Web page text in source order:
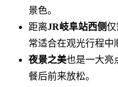
景色。
距离JR岐阜站西侧仅
常适合在观光行程中
夜景之美也是一大亮
餐后前来放松。